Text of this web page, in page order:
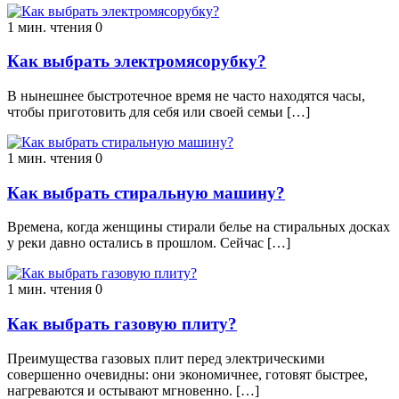
1 мин. чтения 0
Как выбрать электромясорубку?
В нынешнее быстротечное время не часто находятся часы,
чтобы приготовить для себя или своей семьи […]
1 мин. чтения 0
Как выбрать стиральную машину?
Времена, когда женщины стирали белье на стиральных досках
у реки давно остались в прошлом. Сейчас […]
1 мин. чтения 0
Как выбрать газовую плиту?
Преимущества газовых плит перед электрическими
совершенно очевидны: они экономичнее, готовят быстрее,
нагреваются и остывают мгновенно. […]